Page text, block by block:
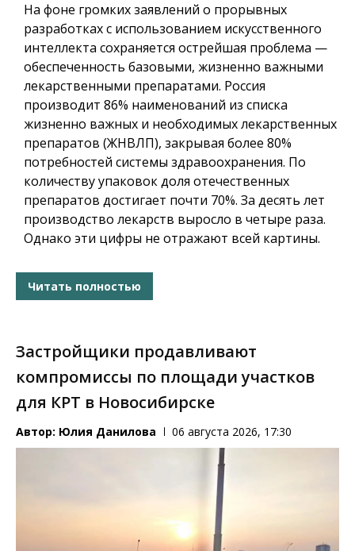
На фоне громких заявлений о прорывных
разработках с использованием искусственного
интеллекта сохраняется острейшая проблема —
обеспеченность базовыми, жизненно важными
лекарственными препаратами. Россия
производит 86% наименований из списка
жизненно важных и необходимых лекарственных
препаратов (ЖНВЛП), закрывая более 80%
потребностей системы здравоохранения. По
количеству упаковок доля отечественных
препаратов достигает почти 70%. За десять лет
производство лекарств выросло в четыре раза.
Однако эти цифры не отражают всей картины.
Читать полностью
Застройщики продавливают
компромиссы по площади участков
для КРТ в Новосибирске
Автор: Юлия Данилова 06 августа 2026, 17:30